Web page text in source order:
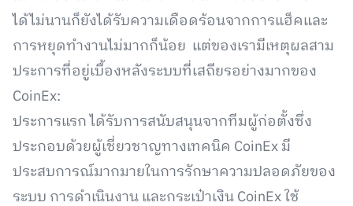
ได้ไม่นานก็ยังได้รับความเดือดร้อนจากการแฮ็คและ
การหยุดทำงานไม่มากก็น้อย แต่ของเรามีเหตุผลสาม
ประการที่อยู่เบื้องหลังระบบที่เสถียรอย่างมากของ
CoinEx:
ประการแรก ได้รับการสนับสนุนจากทีมผู้ก่อตั้งซึ่ง
ประกอบด้วยผู้เชี่ยวชาญทางเทคนิค CoinEx มี
ประสบการณ์มากมายในการรักษาความปลอดภัยของ
ระบบ การดำเนินงาน และกระเป๋าเงิน CoinEx ใช้